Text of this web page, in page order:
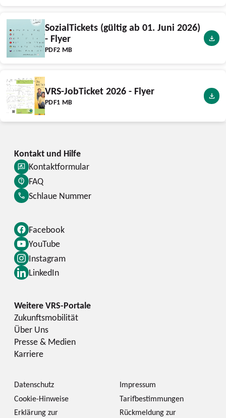
SozialTickets (gültig ab 01. Juni 2026)
- Flyer
PDF2 MB
VRS-JobTicket 2026 - Flyer
PDF1 MB
Facebook
YouTube
Instagram
LinkedIn
Kontaktformular
FAQ
Schlaue Nummer
Zukunftsmobilität
Über Uns
Presse & Medien
Karriere
Datenschutz
Impressum
Cookie-Hinweise
Tarifbestimmungen
Erklärung zur
Rückmeldung zur